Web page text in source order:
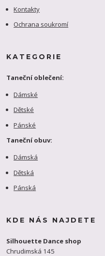
Kontakty
Ochrana soukromí
KATEGORIE
Taneční oblečení:
Dámské
Dětské
Pánské
Taneční obuv:
Dámská
Dětská
Pánská
KDE NÁS NAJDETE
Silhouette Dance shop
Chrudimská 145